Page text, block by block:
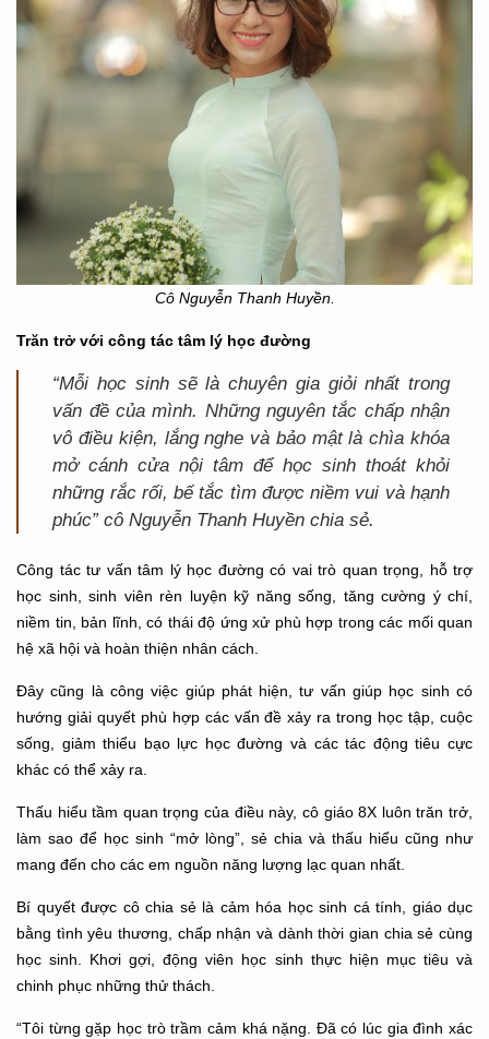
Cô Nguyễn Thanh Huyền.
Trăn trở với công tác tâm lý học đường
“Mỗi học sinh sẽ là chuyên gia giỏi nhất trong
vấn đề của mình. Những nguyên tắc chấp nhận
vô điều kiện, lắng nghe và bảo mật là chìa khóa
mở cánh cửa nội tâm để học sinh thoát khỏi
những rắc rối, bế tắc tìm được niềm vui và hạnh
phúc” cô Nguyễn Thanh Huyền chia sẻ.
Công tác tư vấn tâm lý học đường có vai trò quan trọng, hỗ trợ
học sinh, sinh viên rèn luyện kỹ năng sống, tăng cường ý chí,
niềm tin, bản lĩnh, có thái độ ứng xử phù hợp trong các mối quan
hệ xã hội và hoàn thiện nhân cách.
Đây cũng là công việc giúp phát hiện, tư vấn giúp học sinh có
hướng giải quyết phù hợp các vấn đề xảy ra trong học tập, cuộc
sống, giảm thiểu bạo lực học đường và các tác động tiêu cực
khác có thể xảy ra.
Thấu hiểu tầm quan trọng của điều này, cô giáo 8X luôn trăn trở,
làm sao để học sinh “mở lòng”, sẻ chia và thấu hiểu cũng như
mang đến cho các em nguồn năng lượng lạc quan nhất.
Bí quyết được cô chia sẻ là cảm hóa học sinh cá tính, giáo dục
bằng tình yêu thương, chấp nhận và dành thời gian chia sẻ cùng
học sinh. Khơi gợi, động viên học sinh thực hiện mục tiêu và
chinh phục những thử thách.
“Tôi từng gặp học trò trầm cảm khá nặng. Đã có lúc gia đình xác